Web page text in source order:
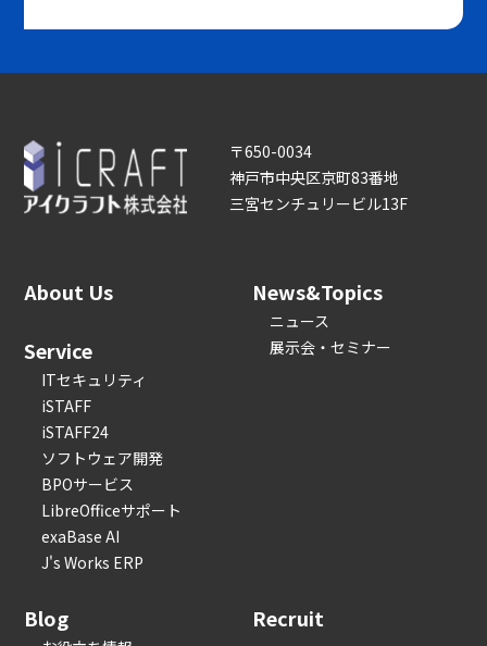
〒650-0034
神戸市中央区京町83番地
三宮センチュリービル13F
About Us
Service
ITセキュリティ
iSTAFF
iSTAFF24
ソフトウェア開発
BPOサービス
LibreOfficeサポート
exaBase AI
J's Works ERP
News&Topics
ニュース
展示会・セミナー
Blog Recruit